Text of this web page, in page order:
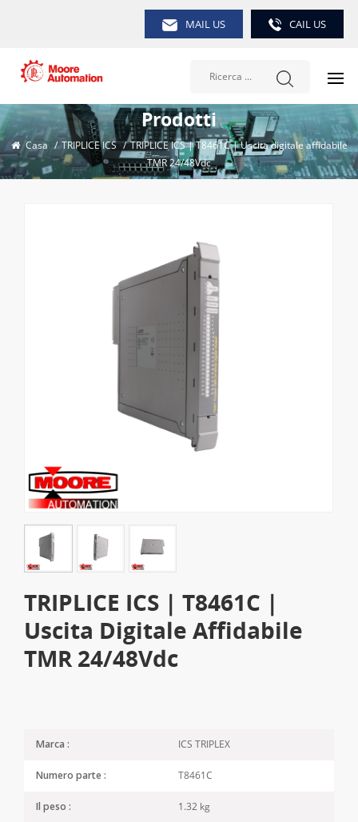
MAIL US CAIL US
Prodotti
Casa / TRIPLICE ICS / TRIPLICE ICS | T8461C | Uscita digitale affidabile
TMR 24/48Vdc
TRIPLICE ICS | T8461C |
Uscita Digitale Affidabile
TMR 24/48Vdc
Marca : ICS TRIPLEX
Numero parte : T8461C
Il peso : 1.32 kg